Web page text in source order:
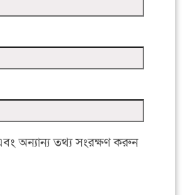
অন্যান্য তথ্য সংরক্ষণ করুন